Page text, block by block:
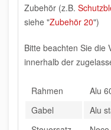
Zubehör (z.B.
siehe "Zubehör 20")
Bitte beachten Sie die
innerhalb der
Rahmen
Alu
Gabel
Alu